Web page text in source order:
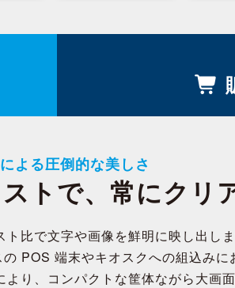
よる圧倒的な美しさ
トで、常にクリ
比で文字や画像を鮮明に映し出し
POS 端末やキオスクへの組込み
り、コンパクトな筐体ながら大画